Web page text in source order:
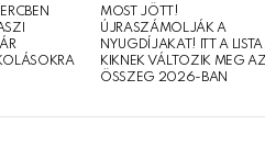
MOST JÖTT!
ÚJRASZÁMOLJÁK A
NYUGDÍJAKAT! ITT A
KIKNEK VÁLTOZIK MEG
ÖSSZEG 2026-BAN